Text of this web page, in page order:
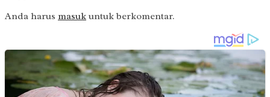
Anda harus masuk untuk berkomentar.